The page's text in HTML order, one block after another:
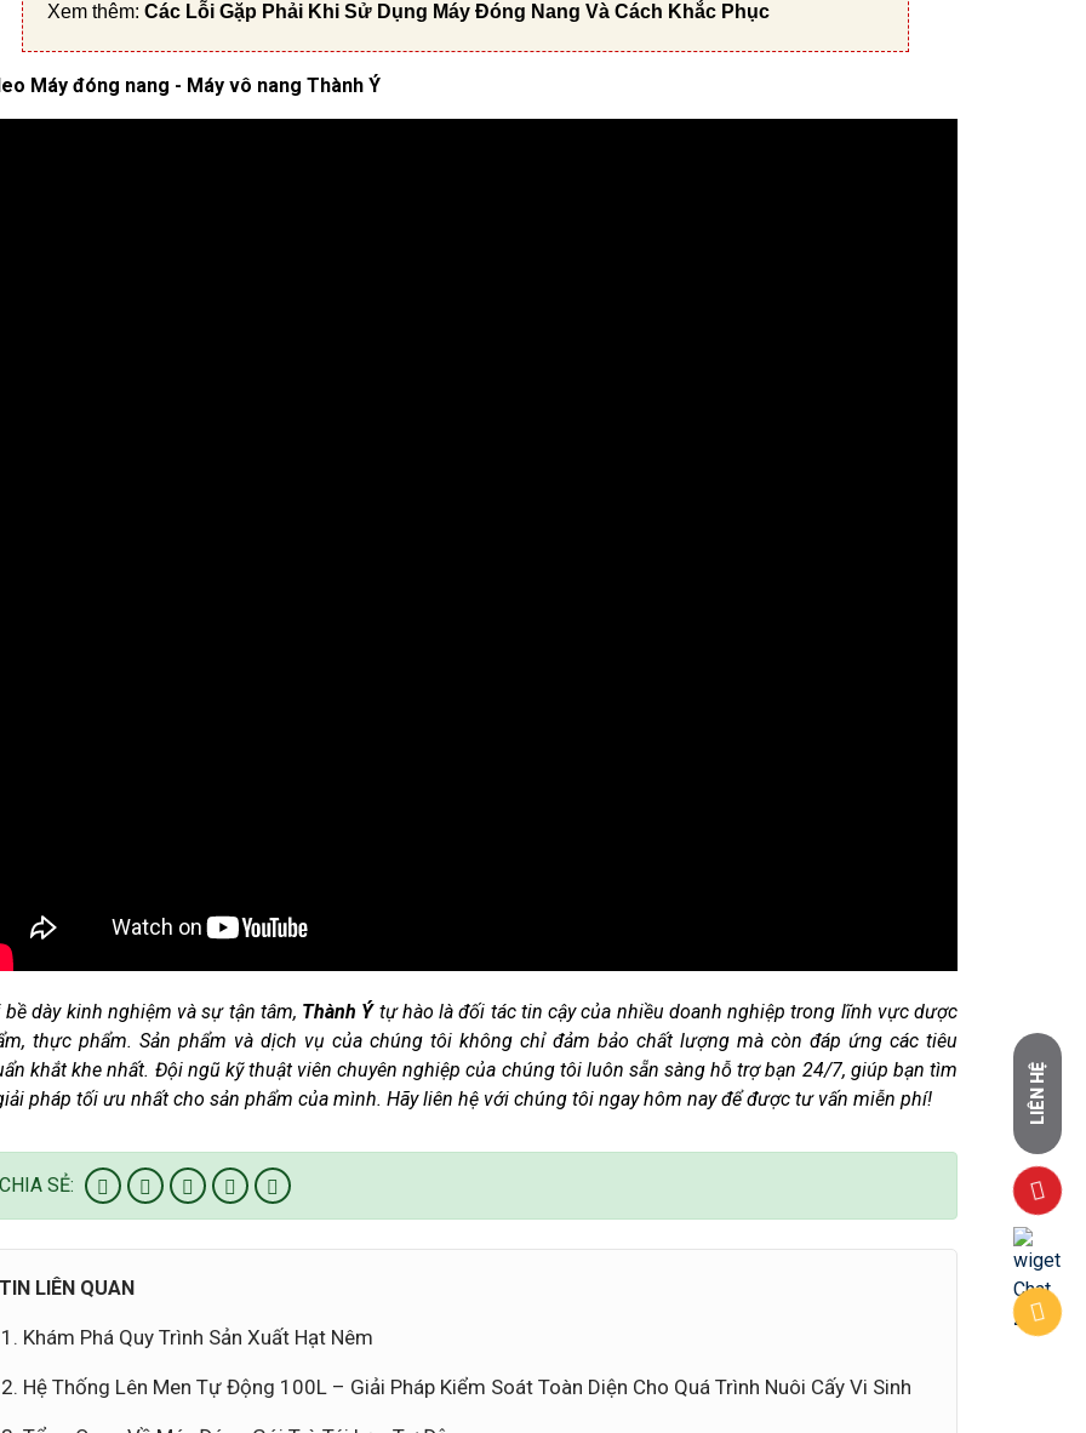
Xem thêm: Các Lỗi Gặp Phải Khi Sử Dụng Máy Đóng Nang Và Cách Khắc Phục
Máy đóng nang - Máy vô nang Thành Ý
bề dày kinh nghiệm và sự tận tâm, Thành Ýtự hào là đối tác tin cậy của nhiều doanh nghiệp trong lĩnh vực dược
thực phẩm. Sản phẩm và dịch vụ của chúng tôi không chỉ đảm bảo chất lượng mà còn đáp ứng các tiêu
khắt khe nhất. Đội ngũ kỹ thuật viên chuyên nghiệp của chúng tôi luôn sẵn sàng hỗ trợ bạn 24/7, giúp bạn tìm
pháp tối ưu nhất cho sản phẩm của mình. Hãy liên hệ với chúng tôi ngay hôm nay để được tư vấn miễn phí!
CHIA SẺ:
TIN LIÊN QUAN
Khám Phá Quy Trình Sản Xuất Hạt Nêm
Hệ Thống Lên Men Tự Động 100L – Giải Pháp Kiểm Soát Toàn Diện Cho Quá Trình Nuôi Cấy Vi Sinh
LIÊN HỆ